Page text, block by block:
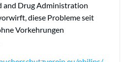
and Drug Administration
diese Probleme seit
Vorkehrungen